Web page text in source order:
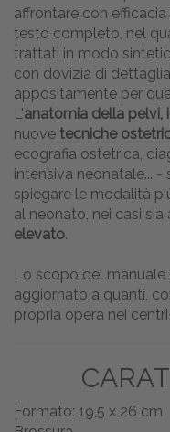
affrontare con
testo completo, nel
trattati in modo
con dovizia di
appositamente per
L'anatomia della pelvi,
nuove tecniche
ecografia ostetrica,
intensiva neonatale...
spiegare le modalità
al neonato, nei casi sia
elevato.
Lo scopo del
aggiornato a quanti,
propria opera nei
Formato: 19,5 x 26 cm